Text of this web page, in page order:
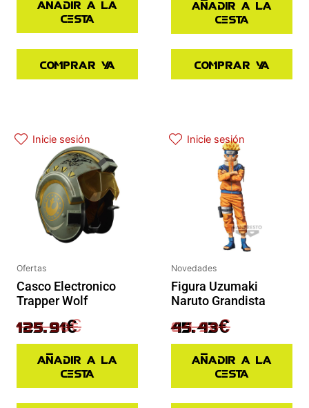
Añadir a la
cesta
Comprar ya
Añadir a la
cesta
Comprar ya
Inicie sesión
Ofertas
Casco Electronico
Trapper Wolf
139.90€
125.91€
Añadir a la
cesta
Inicie sesión
Novedades
Figura Uzumaki
Naruto Grandista
64.90€
45.43€
Añadir a la
cesta